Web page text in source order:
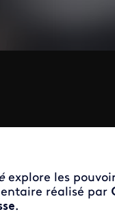
explore les
réalisé par
.